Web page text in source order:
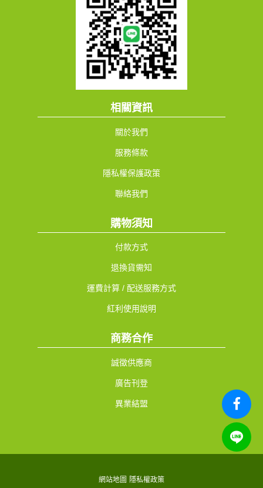
相關資訊
關於我們
服務條款
隱私權保護政策
聯絡我們
購物須知
付款方式
退換貨需知
運費計算 / 配送服務方式
紅利使用說明
商務合作
誠徵供應商
廣告刊登
異業結盟
網站地圖 隱私權政策